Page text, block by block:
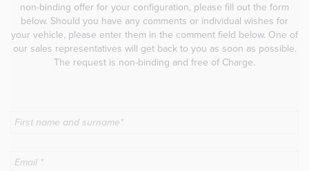
non-binding offer for your configuration, please fill out the form
below. Should you have any comments or individual wishes for
your vehicle, please enter them in the comment field below. One of
our sales representatives will get back to you as soon as possible.
The request is non-binding and free of Charge.